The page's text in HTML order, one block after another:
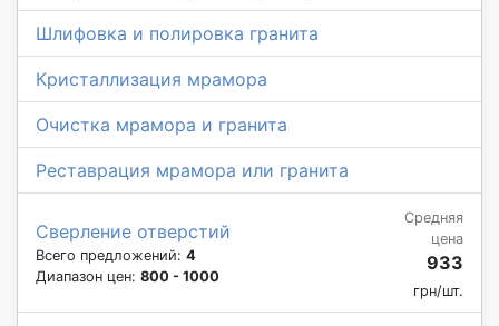
Шлифовка и полировка гранита
Кристаллизация мрамора
Очистка мрамора и гранита
Реставрация мрамора или гранита
Сверление отверстий
Всего предложений: 4
Диапазон цен: 800 - 1000
Средняя
цена
933
грн/шт.